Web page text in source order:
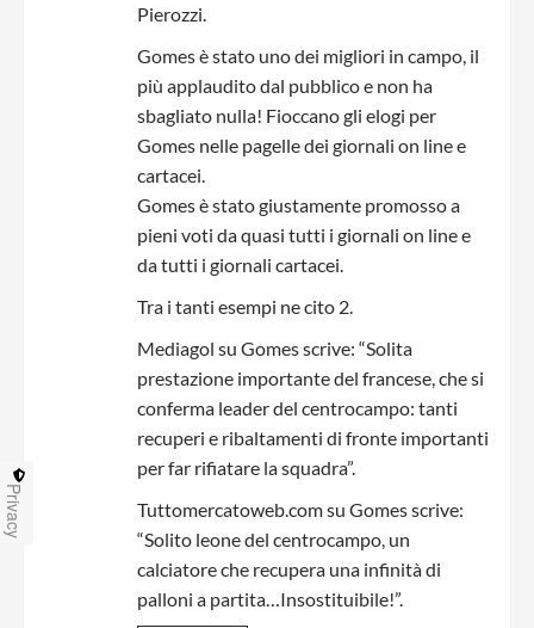
Pierozzi.
Gomes è stato uno dei migliori in campo, il
più applaudito dal pubblico e non ha
sbagliato nulla! Fioccano gli elogi per
Gomes nelle pagelle dei giornali on line e
cartacei.
Gomes è stato giustamente promosso a
pieni voti da quasi tutti i giornali on line e
da tutti i giornali cartacei.
Tra i tanti esempi ne cito 2.
Mediagol su Gomes scrive: “Solita
prestazione importante del francese, che si
conferma leader del centrocampo: tanti
recuperi e ribaltamenti di fronte importanti
per far rifiatare la squadra”.
Tuttomercatoweb.com su Gomes scrive:
“Solito leone del centrocampo, un
calciatore che recupera una infinità di
palloni a partita…Insostituibile!”.
Privacy